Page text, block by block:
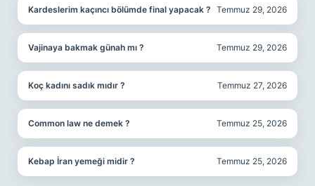
Kardeslerim kaçıncı bölümde final yapacak ? Temmuz 29, 2026
Vajinaya bakmak günah mı ? Temmuz 29, 2026
Koç kadını sadık mıdır ? Temmuz 27, 2026
Common law ne demek ? Temmuz 25, 2026
Kebap İran yemeği midir ? Temmuz 25, 2026